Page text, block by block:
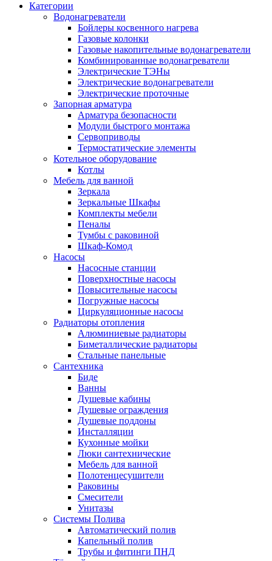
Категории
Водонагреватели
Бойлеры косвенного нагрева
Газовые колонки
Газовые накопительные водонагреватели
Комбинированные водонагреватели
Электрические ТЭНы
Электрические водонагреватели
Электрические проточные
Запорная арматура
Арматура безопасности
Модули быстрого монтажа
Сервоприводы
Термостатические элементы
Котельное оборудование
Котлы
Мебель для ванной
Зеркала
Зеркальные Шкафы
Комплекты мебели
Пеналы
Тумбы с раковиной
Шкаф-Комод
Насосы
Насосные станции
Поверхностные насосы
Повысительные насосы
Погружные насосы
Циркуляционные насосы
Радиаторы отопления
Алюминиевые радиаторы
Биметаллические радиаторы
Стальные панельные
Сантехника
Биде
Ванны
Душевые кабины
Душевые ограждения
Душевые поддоны
Инсталляции
Кухонные мойки
Люки сантехнические
Мебель для ванной
Полотенцесушители
Раковины
Смесители
Унитазы
Системы Полива
Автоматический полив
Капельный полив
Трубы и фитинги ПНД